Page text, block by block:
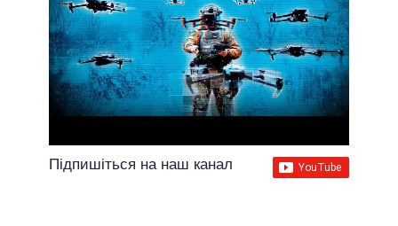
Підпишіться на наш канал